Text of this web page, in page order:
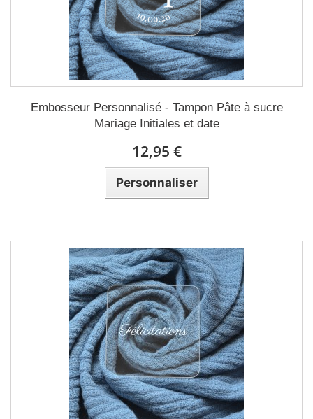
Embosseur Personnalisé - Tampon Pâte à sucre
Mariage Initiales et date
12,95 €
Personnaliser